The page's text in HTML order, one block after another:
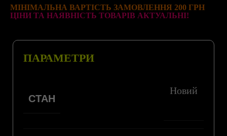
МІНІМАЛЬНА ВАРТІСТЬ ЗАМОВЛЕННЯ 200 ГРН
ЦІНИ ТА НАЯВНІСТЬ ТОВАРІВ АКТУАЛЬНІ!
ПАРАМЕТРИ
СТАН
Новий